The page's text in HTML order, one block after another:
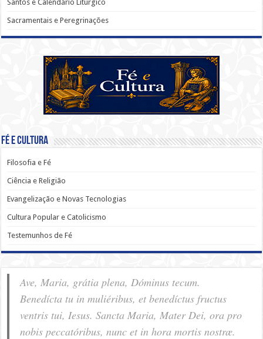
Santos e Calendário Litúrgico
Sacramentais e Peregrinações
Fé e Cultura
Filosofia e Fé
Ciência e Religião
Evangelização e Novas Tecnologias
Cultura Popular e Catolicismo
Testemunhos de Fé
Ave, Maria, grátia plena, Dóminus tecum.
Benedícta tu in muliéribus, et benedíctus fructus
ventris tui, Iesus. Sancta Maria, Mater Dei, ora pro
nobis pec­ca­tóribus, nunc et in hora mortis nostræ.